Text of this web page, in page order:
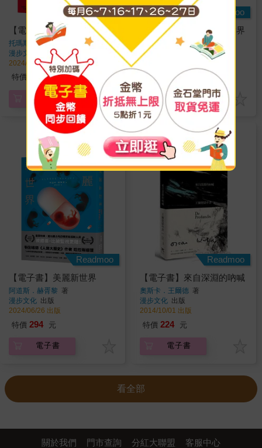
Readmoo
【電子書】浮士德博士
托瑪斯．曼著
漫步文化
出版
2024/10/09 出版
特價 元
電子書
Readmoo
【電子書】重訪美麗新世界
阿道斯．赫胥黎
著
漫步文化
特價 168 元
電子書
Readmoo
【電子書】美麗新世界
阿道斯．赫胥黎 著
漫步文化 出版
2024/06/26 出版
特價 294 元
電子書
Readmoo
【電子書】來自深淵的吶喊
奧斯卡．王爾德 著
漫步文化 出版
2014/10/01 出版
特價 224 元
電子書
看全部
關於我們 門市查詢 分紅大聯盟 客服中心